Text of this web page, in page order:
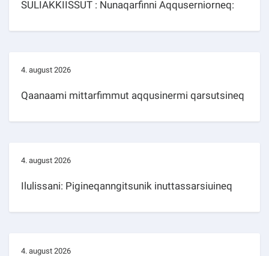
SULIAKKIISSUT : Nunaqarfinni Aqquserniorneq:
4. august 2026
Qaanaami mittarfimmut aqqusinermi qarsutsineq
4. august 2026
Ilulissani: Pigineqanngitsunik inuttassarsiuineq
4. august 2026